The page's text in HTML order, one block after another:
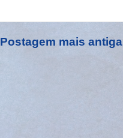
Postagem mais antiga